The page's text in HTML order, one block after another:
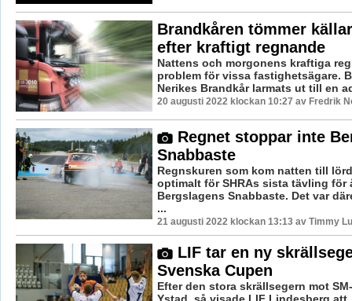
Brandkåren tömmer
efter kraftigt regnande
Nattens och morgonens kraftiga
problem för vissa fastighetsägare.
Nerikes Brandkår larmats ut till en
20 augusti 2022 klockan 10:27 av Fredrik
Regnet stoppar inte
Snabbaste
Regnskuren som kom natten till
optimalt för SHRAs sista tävling för
Bergslagens Snabbaste. Det var
...
21 augusti 2022 klockan 13:13 av Timmy
LIF tar en ny
Svenska Cupen
Efter den stora skrällsegern mot